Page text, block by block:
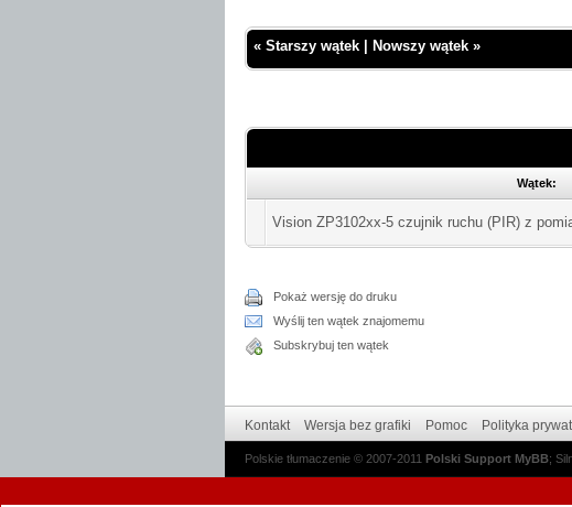
« Starszy wątek Nowszy wątek »
Wątek:
Vision ZP3102xx-5 czujnik ruchu (PIR) z
Pokaż wersję do druku
Wyślij ten wątek znajomemu
Subskrybuj ten wątek
Kontakt Wersja bez grafiki Pomoc Polityka
Polskie tłumaczenie © 2007-2011 Polski Support MyBB;